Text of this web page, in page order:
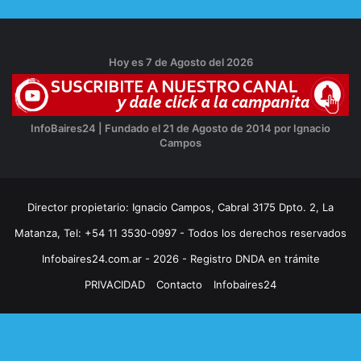
Hoy es 7 de Agosto del 2026
InfoBaires24 | Fundado el 21 de Agosto de 2014 por Ignacio
Campos
Director propietario: Ignacio Campos, Cabral 3175 Dpto. 2, La
Matanza, Tel: +54 11 3530-0997 - Todos los derechos reservados
Infobaires24.com.ar - 2026 - Registro DNDA en trámite
PRIVACIDAD
Contacto Infobaires24